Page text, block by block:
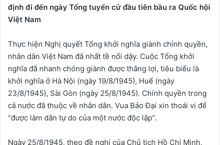
định đi đến ngày Tổng tuyển cử đầu tiên bầu ra Quốc hội
Việt Nam
Thực hiện Nghị quyết Tổng khởi nghĩa giành chính quyền,
nhân dân Việt Nam đã nhất tề nổi dậy. Cuộc Tổng khởi
nghĩa đã nhanh chóng giành được thắng lợi, tiêu biểu là
khởi nghĩa ở Hà Nội (ngày 19/8/1945), Huế (ngày
23/8/1945), Sài Gòn (ngày 25/8/1945). Chính quyền trong
cả nước đã thuộc về nhân dân. Vua Bảo Đại xin thoái vị để
“được làm dân tự do của một nước độc lập”.
Ngày 25/8/1945, theo đề nghị của Chủ tịch Hồ Chí Minh,